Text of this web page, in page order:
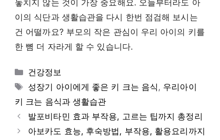
놓치지 않는 것이 가장 중요해요. 오늘부터라도 아
이의 식단과 생활습관을 다시 한번 점검해 보시는
건 어떨까요? 부모의 작은 관심이 우리 아이의 키를
한 뼘 더 자라게 할 수 있습니다.
카
테
고
리
건강정보
태
그
성장기 아이에게 좋은 키 크는 음식 , 우리아이
키 크는 음식과 생활습관
발포비타민 효과 부작용, 고르는 팁까지 총정리
아보카도 효능, 후숙방법, 부작용, 활용요리까지